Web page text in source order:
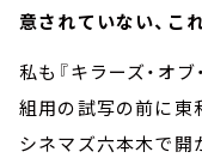
意されていない、こ
私も『キラーズ・オ
組用の試写の前に東
シネマズ六本木で開